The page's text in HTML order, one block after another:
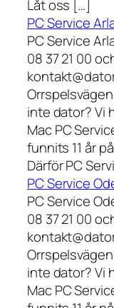
Låt oss […]
PC Service
PC Service
08 37 21 00
inte dator? Vi
Mac PC
funnits 11 år
Därför PC
PC Service
PC Service
08 37 21 00
inte dator? Vi
Mac PC